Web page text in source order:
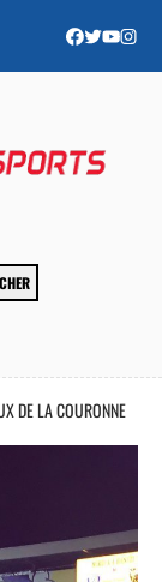
DE LA COURONNE